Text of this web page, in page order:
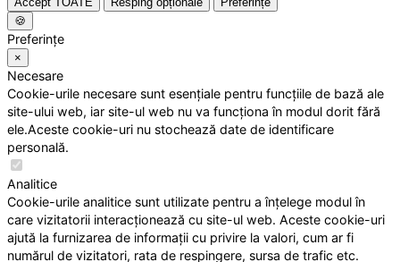
🍪
Preferințe
×
Necesare
Cookie-urile necesare sunt esențiale pentru funcțiile de bază ale
site-ului web, iar site-ul web nu va funcționa în modul dorit fără
ele.Aceste cookie-uri nu stochează date de identificare
personală.
Analitice
Cookie-urile analitice sunt utilizate pentru a înțelege modul în
care vizitatorii interacționează cu site-ul web. Aceste cookie-uri
ajută la furnizarea de informații cu privire la valori, cum ar fi
numărul de vizitatori, rata de respingere, sursa de trafic etc.